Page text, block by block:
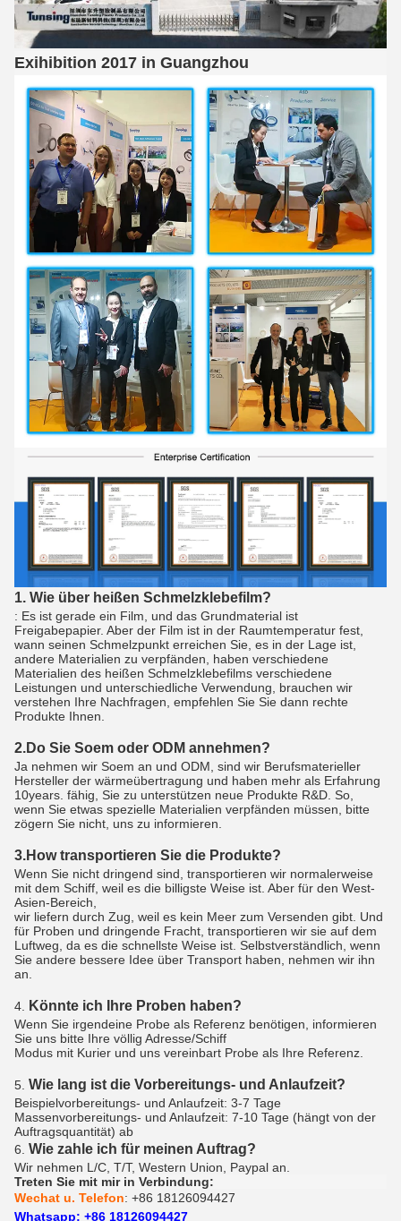
Exihibition 2017 in Guangzhou
1. Wie über heißen Schmelzklebefilm?
: Es ist gerade ein Film, und das Grundmaterial ist
Freigabepapier. Aber der Film ist in der Raumtemperatur fest,
wann seinen Schmelzpunkt erreichen Sie, es in der Lage ist,
andere Materialien zu verpfänden, haben verschiedene
Materialien des heißen Schmelzklebefilms verschiedene
Leistungen und unterschiedliche Verwendung, brauchen wir
verstehen Ihre Nachfragen, empfehlen Sie Sie dann rechte
Produkte Ihnen.
2.Do Sie Soem oder ODM annehmen?
Ja nehmen wir Soem an und ODM, sind wir Berufsmaterieller
Hersteller der wärmeübertragung und haben mehr als Erfahrung
10years. fähig, Sie zu unterstützen neue Produkte R&D. So,
wenn Sie etwas spezielle Materialien verpfänden müssen, bitte
zögern Sie nicht, uns zu informieren.
3.How transportieren Sie die Produkte?
Wenn Sie nicht dringend sind, transportieren wir normalerweise
mit dem Schiff, weil es die billigste Weise ist. Aber für den West-
Asien-Bereich,
wir liefern durch Zug, weil es kein Meer zum Versenden gibt. Und
für Proben und dringende Fracht, transportieren wir sie auf dem
Luftweg, da es die schnellste Weise ist. Selbstverständlich, wenn
Sie andere bessere Idee über Transport haben, nehmen wir ihn
an.
4. Könnte ich Ihre Proben haben?
Wenn Sie irgendeine Probe als Referenz benötigen, informieren
Sie uns bitte Ihre völlig Adresse/Schiff
Modus mit Kurier und uns vereinbart Probe als Ihre Referenz.
5. Wie lang ist die Vorbereitungs- und Anlaufzeit?
Beispielvorbereitungs- und Anlaufzeit: 3-7 Tage
Massenvorbereitungs- und Anlaufzeit: 7-10 Tage (hängt von der
Auftragsquantität) ab
6. Wie zahle ich für meinen Auftrag?
Wir nehmen L/C, T/T, Western Union, Paypal an.
Treten Sie mit mir in Verbindung:
Wechat u. Telefon: +86 18126094427
Whatsapp: +86 18126094427